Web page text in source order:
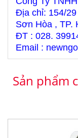
Địa chỉ: 154/
Sơn Hòa , TP.
ĐT : 028.
Email :
Sản phẩm